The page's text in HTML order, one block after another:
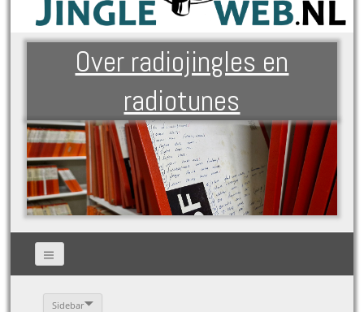
Over radiojingles en
radiotunes
Sidebar